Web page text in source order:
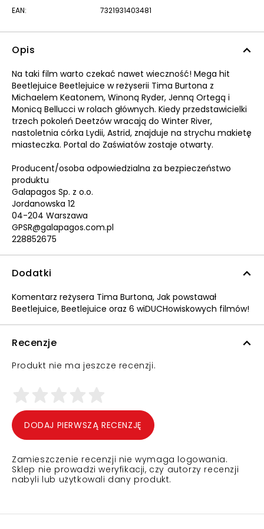
EAN: 7321931403481
Opis
Na taki film warto czekać nawet wieczność! Mega hit
Beetlejuice Beetlejuice w reżyserii Tima Burtona z
Michaelem Keatonem, Winoną Ryder, Jenną Ortegą i
Monicą Bellucci w rolach głównych. Kiedy przedstawicielki
trzech pokoleń Deetzów wracają do Winter River,
nastoletnia córka Lydii, Astrid, znajduje na strychu makietę
miasteczka. Portal do Zaświatów zostaje otwarty.
Producent/osoba odpowiedzialna za bezpieczeństwo
produktu
Galapagos Sp. z o.o.
Jordanowska 12
04-204 Warszawa
GPSR@galapagos.com.pl
228852675
Dodatki
Komentarz reżysera Tima Burtona, Jak powstawał
Beetlejuice, Beetlejuice oraz 6 wiDUCHowiskowych filmów!
Recenzje
Produkt nie ma jeszcze recenzji.
DODAJ PIERWSZĄ RECENZJĘ
Zamieszczenie recenzji nie wymaga logowania.
Sklep nie prowadzi weryfikacji, czy autorzy recenzji
nabyli lub użytkowali dany produkt.